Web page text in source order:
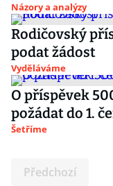
Názory a analýzy
Rodičovský
podat žádost
Vyděláváme
O příspěvek
požádat do 1.
Šetříme
Předchozí